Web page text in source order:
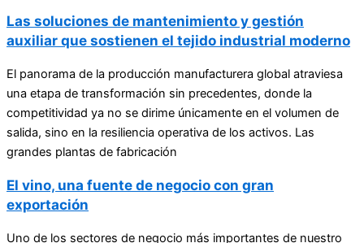
Las soluciones de mantenimiento y gestión
auxiliar que sostienen el tejido industrial moderno
El panorama de la producción manufacturera global atraviesa
una etapa de transformación sin precedentes, donde la
competitividad ya no se dirime únicamente en el volumen de
salida, sino en la resiliencia operativa de los activos. Las
grandes plantas de fabricación
El vino, una fuente de negocio con gran
exportación
Uno de los sectores de negocio más importantes de nuestro